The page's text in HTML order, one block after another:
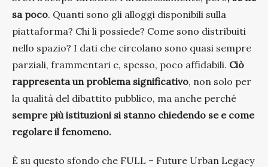
sa poco. Quanti sono gli alloggi disponibili sulla
piattaforma? Chi li possiede? Come sono distribuiti
nello spazio? I dati che circolano sono quasi sempre
parziali, frammentari e, spesso, poco affidabili. Ciò
rappresenta un problema significativo, non solo per
la qualità del dibattito pubblico, ma anche perché
sempre più istituzioni si stanno chiedendo se e come
regolare il fenomeno.
È su questo sfondo che FULL – Future Urban Legacy